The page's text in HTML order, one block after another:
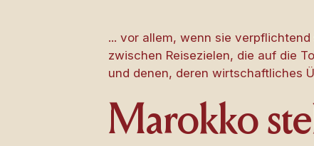
... vor allem, wenn sie
zwischen Reisezielen, die auf die
und denen, deren wirtschaftliches
Marokko